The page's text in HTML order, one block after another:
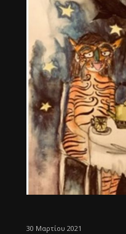
30 Μαρτίου 2021